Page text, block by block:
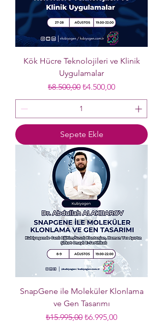
Kök Hücre Teknolojileri ve Klinik
Uygulamalar
Normal Fiyat
₺8.500,00 İndirimli Fiyat
₺4.500,00
Sepete Ekle
SnapGene ile Moleküler Klonlama
ve Gen Tasarımı
Normal Fiyat
₺15.995,00 İndirimli Fiyat
₺6.995,00